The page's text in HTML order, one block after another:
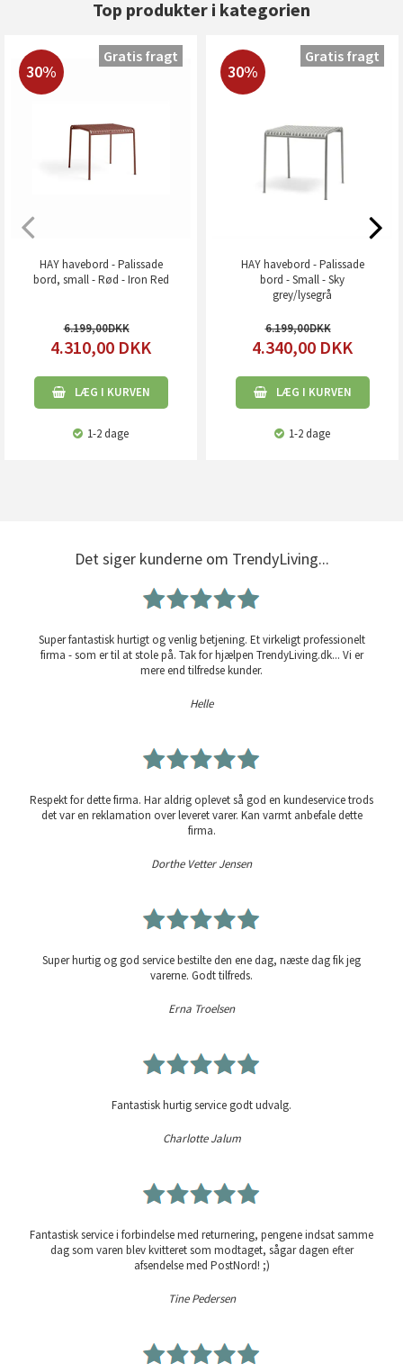
Top produkter i kategorien
30%
HAY havebord - Palissade
bord, small - Rød - Iron Red
6.199,00
4.310,00 DKK
LÆG I KURVEN
1-2 dage
Gratis fragt
30%
HAY havebord - Palissade
bord - Small - Sky
grey/lysegrå
6.199,00
4.340,00 DKK
LÆG I KURVEN
1-2 dage
Gratis fragt
Det siger kunderne om TrendyLiving...
Super fantastisk hurtigt og venlig betjening. Et virkeligt professionelt
firma - som er til at stole på. Tak for hjælpen TrendyLiving.dk... Vi er
mere end tilfredse kunder.
Helle
Respekt for dette firma. Har aldrig oplevet så god en kundeservice trods
det var en reklamation over leveret varer. Kan varmt anbefale dette
firma.
Dorthe Vetter Jensen
Super hurtig og god service bestilte den ene dag, næste dag fik jeg
varerne. Godt tilfreds.
Erna Troelsen
Fantastisk hurtig service godt udvalg.
Charlotte Jalum
Fantastisk service i forbindelse med returnering, pengene indsat samme
dag som varen blev kvitteret som modtaget, sågar dagen efter
afsendelse med PostNord! ;)
Tine Pedersen